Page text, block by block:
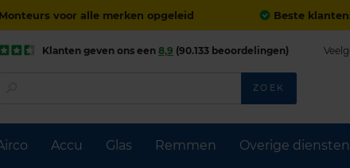
Monteurs voor alle merken opgeleid Beste
Accu Glas Remmen Overige diensten
Klanten geven ons een 8,9 (90.133 beoordelingen)
ZOEK